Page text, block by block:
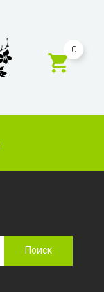
0
Поиск